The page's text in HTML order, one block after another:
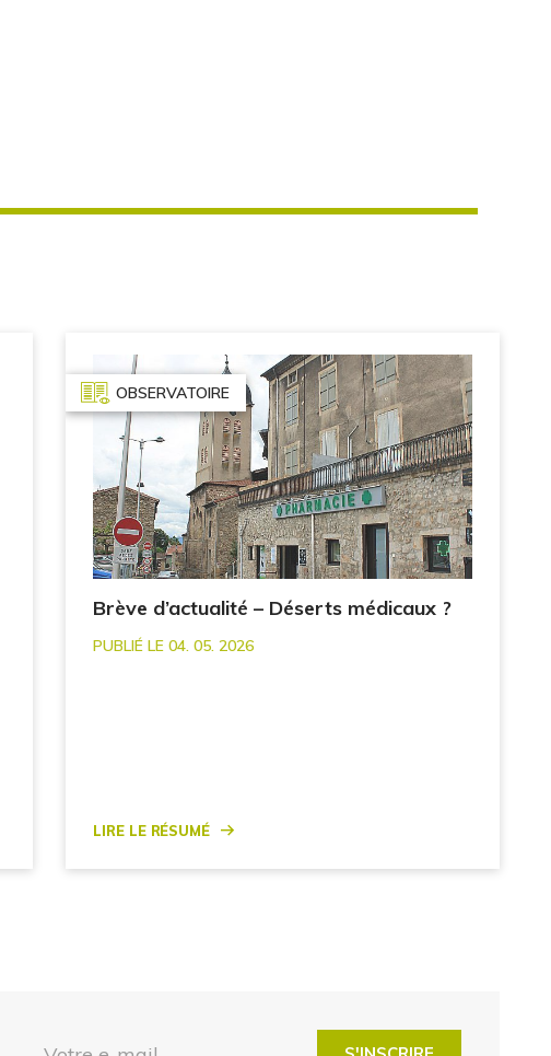
OBSERVATOIRE
Brève d’actualité – Déserts médicaux ?
PUBLIÉ LE 04. 05. 2026
Lire le résumé